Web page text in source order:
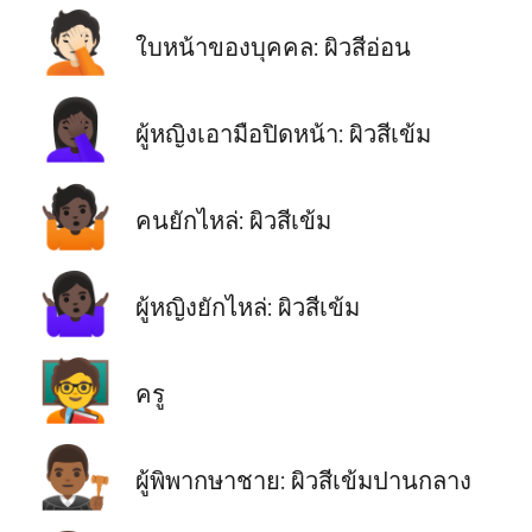
🤦🏻 ใบหน้าของบุคคล: ผิวสีอ่อน
🤦🏿‍♀️ ผู้หญิงเอามือปิดหน้า: ผิวสีเข้ม
🤷🏿 คนยักไหล่: ผิวสีเข้ม
🤷🏿‍♀️ ผู้หญิงยักไหล่: ผิวสีเข้ม
🧑‍🏫 ครู
👨🏾‍⚖️ ผู้พิพากษาชาย: ผิวสีเข้มปานกลาง